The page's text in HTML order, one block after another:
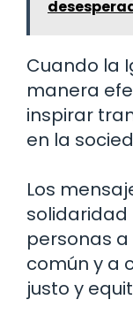
Cuando la
manera
inspirar
en la
Los
solidaridad
personas
común y a
justo y